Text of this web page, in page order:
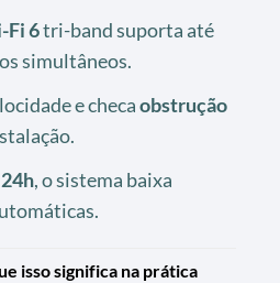
Fi 6tri-band suporta até
simultâneos.
e checaobstrução
24h, o sistema baixa
isso significa na prática